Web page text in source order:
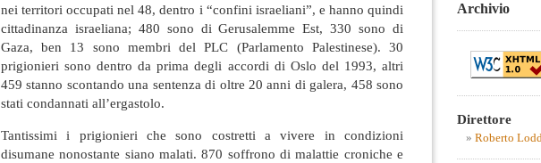
nei territori occupati nel 48, dentro i “confini israeliani”, e hanno quindi
cittadinanza israeliana; 480 sono di Gerusalemme Est, 330 sono di
Gaza, ben 13 sono membri del PLC (Parlamento Palestinese). 30
prigionieri sono dentro da prima degli accordi di Oslo del 1993, altri
459 stanno scontando una sentenza di oltre 20 anni di galera, 458 sono
stati condannati all’ergastolo.
Tantissimi i prigionieri che sono costretti a vivere in condizioni
disumane nonostante siano malati. 870 soffrono di malattie croniche e
Archivio
Direttore
Roberto